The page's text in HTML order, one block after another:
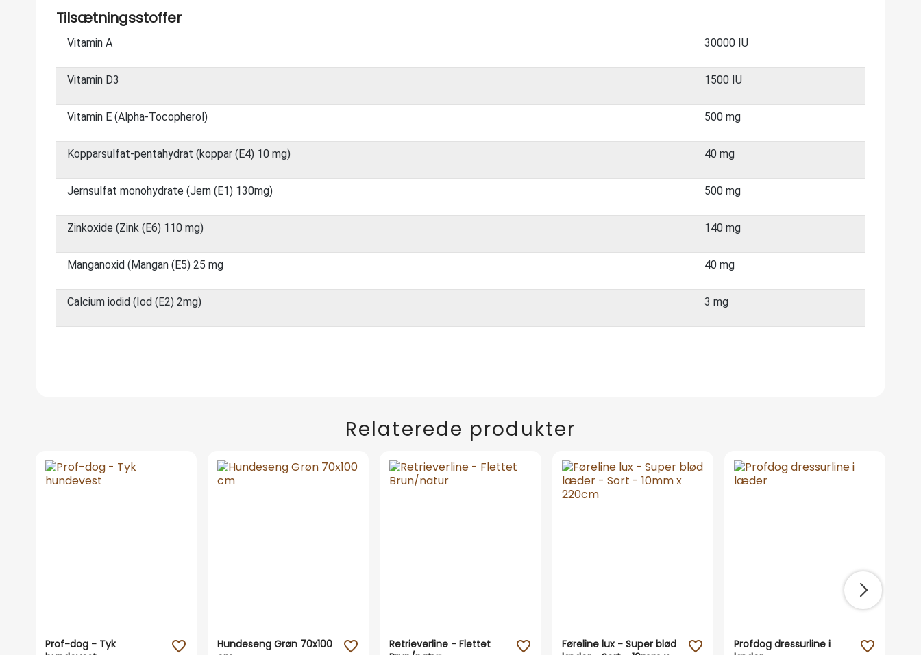
Tilsætningsstoffer
Vitamin A 30000 IU
Vitamin D3 1500 IU
Vitamin E (Alpha-Tocopherol) 500 mg
Kopparsulfat-pentahydrat (koppar (E4) 10 mg) 40 mg
Jernsulfat monohydrate (Jern (E1) 130mg) 500 mg
Zinkoxide (Zink (E6) 110 mg) 140 mg
Manganoxid (Mangan (E5) 25 mg 40 mg
Calcium iodid (Iod (E2) 2mg) 3 mg
Relaterede produkter
Prof-dog - Tyk
favorite_outline
Hundeseng Grøn 70x100
favorite_outline
Retrieverline - Flettet
favorite_outline
Føreline lux - Super blød
favorite_outline
Profdog dressurline i
favorite_outline